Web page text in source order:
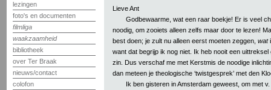
lezingen
foto's en documenten
filmliga
waakzaamheid
bibliotheek
over Ter Braak
nieuws/contact
colofon
Lieve Ant
Godbewaarme, wat een raar boekje! Er is veel
noodig, om zooiets alleen zelfs maar door te lezen!
best doen; je zult nu alleen eerst moeten zeggen, wat
want dat begrijp ik nog niet. Ik heb nooit een
zin. Dus verschaf me met Kerstmis de noodige
dan meteen je theologische ‘twistgesprek’ met den
Ik ben gisteren in Amsterdam geweest, om met